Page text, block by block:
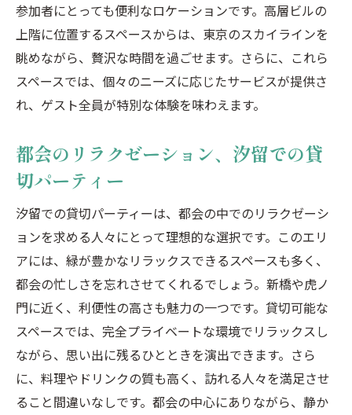
参加者にとっても便利なロケーションです。高層ビルの
上階に位置するスペースからは、東京のスカイラインを
眺めながら、贅沢な時間を過ごせます。さらに、これら
スペースでは、個々のニーズに応じたサービスが提供さ
れ、ゲスト全員が特別な体験を味わえます。
都会のリラクゼーション、汐留での貸
切パーティー
汐留での貸切パーティーは、都会の中でのリラクゼーシ
ョンを求める人々にとって理想的な選択です。このエリ
アには、緑が豊かなリラックスできるスペースも多く、
都会の忙しさを忘れさせてくれるでしょう。新橋や虎ノ
門に近く、利便性の高さも魅力の一つです。貸切可能な
スペースでは、完全プライベートな環境でリラックスし
ながら、思い出に残るひとときを演出できます。さら
に、料理やドリンクの質も高く、訪れる人々を満足させ
ること間違いなしです。都会の中心にありながら、静か